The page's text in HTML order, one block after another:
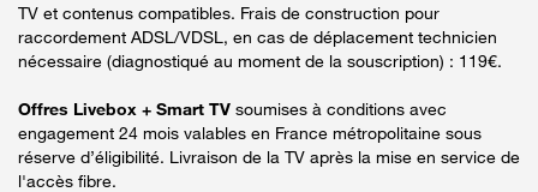
TV et contenus compatibles. Frais de construction pour
raccordement ADSL/VDSL, en cas de déplacement technicien
nécessaire (diagnostiqué au moment de la souscription) : 119€.
Offres Livebox + Smart TV soumises à conditions avec
engagement 24 mois valables en France métropolitaine sous
réserve d’éligibilité. Livraison de la TV après la mise en service de
l'accès fibre.